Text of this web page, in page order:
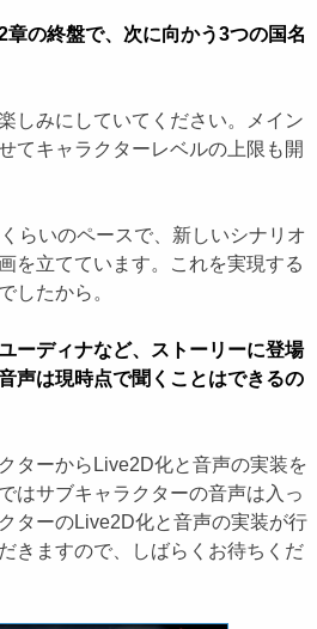
の終盤で、次に向かう3つの国名
しみにしていてください。メイン
てキャラクターレベルの上限も開
らいのペースで、新しいシナリオ
を立てています。これを実現する
したから。
ディナなど、ストーリーに登場
声は現時点で聞くことはできるの
ターからLive2D化と音声の実装を
はサブキャラクターの音声は入っ
ターのLive2D化と音声の実装が行
きますので、しばらくお待ちくだ